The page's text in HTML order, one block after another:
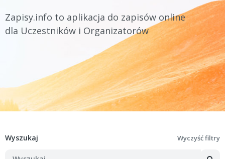
Zapisy.info to aplikacja do zapisów online
dla Uczestników i Organizatorów
Wyszukaj Wyczyść filtry